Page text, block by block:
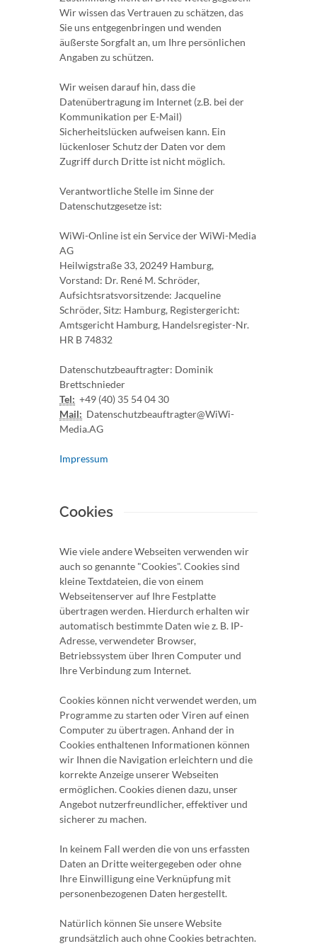
Wir wissen das Vertrauen zu schätzen, das
Sie uns entgegenbringen und wenden
äußerste Sorgfalt an, um Ihre persönlichen
Angaben zu schützen.
Wir weisen darauf hin, dass die
Datenübertragung im Internet (z.B. bei der
Kommunikation per E-Mail)
Sicherheitslücken aufweisen kann. Ein
lückenloser Schutz der Daten vor dem
Zugriff durch Dritte ist nicht möglich.
Verantwortliche Stelle im Sinne der
Datenschutzgesetze ist:
WiWi-Online ist ein Service der WiWi-Media
AG
Heilwigstraße 33, 20249 Hamburg,
Vorstand: Dr. René M. Schröder,
Aufsichtsratsvorsitzende: Jacqueline
Schröder, Sitz: Hamburg, Registergericht:
Amtsgericht Hamburg, Handelsregister-Nr.
HR B 74832
Datenschutzbeauftragter: Dominik
Brettschnieder
Tel: +49 (40) 35 54 04 30
Mail: Datenschutzbeauftragter@WiWi-
Media.AG
Impressum
Cookies
Wie viele andere Webseiten verwenden wir
auch so genannte "Cookies". Cookies sind
kleine Textdateien, die von einem
Webseitenserver auf Ihre Festplatte
übertragen werden. Hierdurch erhalten wir
automatisch bestimmte Daten wie z. B. IP-
Adresse, verwendeter Browser,
Betriebssystem über Ihren Computer und
Ihre Verbindung zum Internet.
Cookies können nicht verwendet werden, um
Programme zu starten oder Viren auf einen
Computer zu übertragen. Anhand der in
Cookies enthaltenen Informationen können
wir Ihnen die Navigation erleichtern und die
korrekte Anzeige unserer Webseiten
ermöglichen. Cookies dienen dazu, unser
Angebot nutzerfreundlicher, effektiver und
sicherer zu machen.
In keinem Fall werden die von uns erfassten
Daten an Dritte weitergegeben oder ohne
Ihre Einwilligung eine Verknüpfung mit
personenbezogenen Daten hergestellt.
Natürlich können Sie unsere Website
grundsätzlich auch ohne Cookies betrachten.